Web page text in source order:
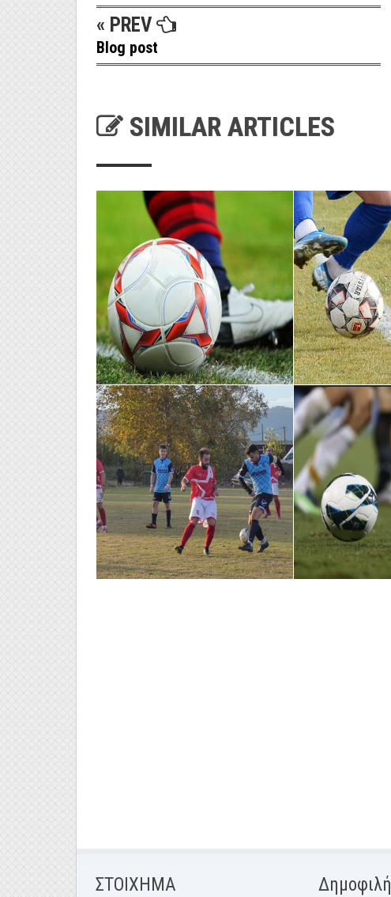
« PREV
Blog post
SIMILAR ARTICLES
ΣΤΟΙΧΗΜΑ Δημοφιλή